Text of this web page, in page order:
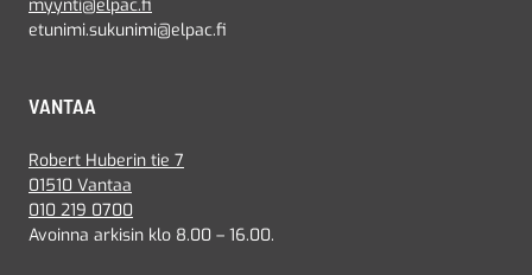
myynti@elpac.fi
etunimi.sukunimi@elpac.fi
VANTAA
Robert Huberin tie 7
01510 Vantaa
010 219 0700
Avoinna arkisin klo 8.00 – 16.00.